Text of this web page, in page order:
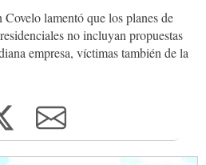
lamentó que los planes de
no incluyan propuestas
empresa, víctimas también de la